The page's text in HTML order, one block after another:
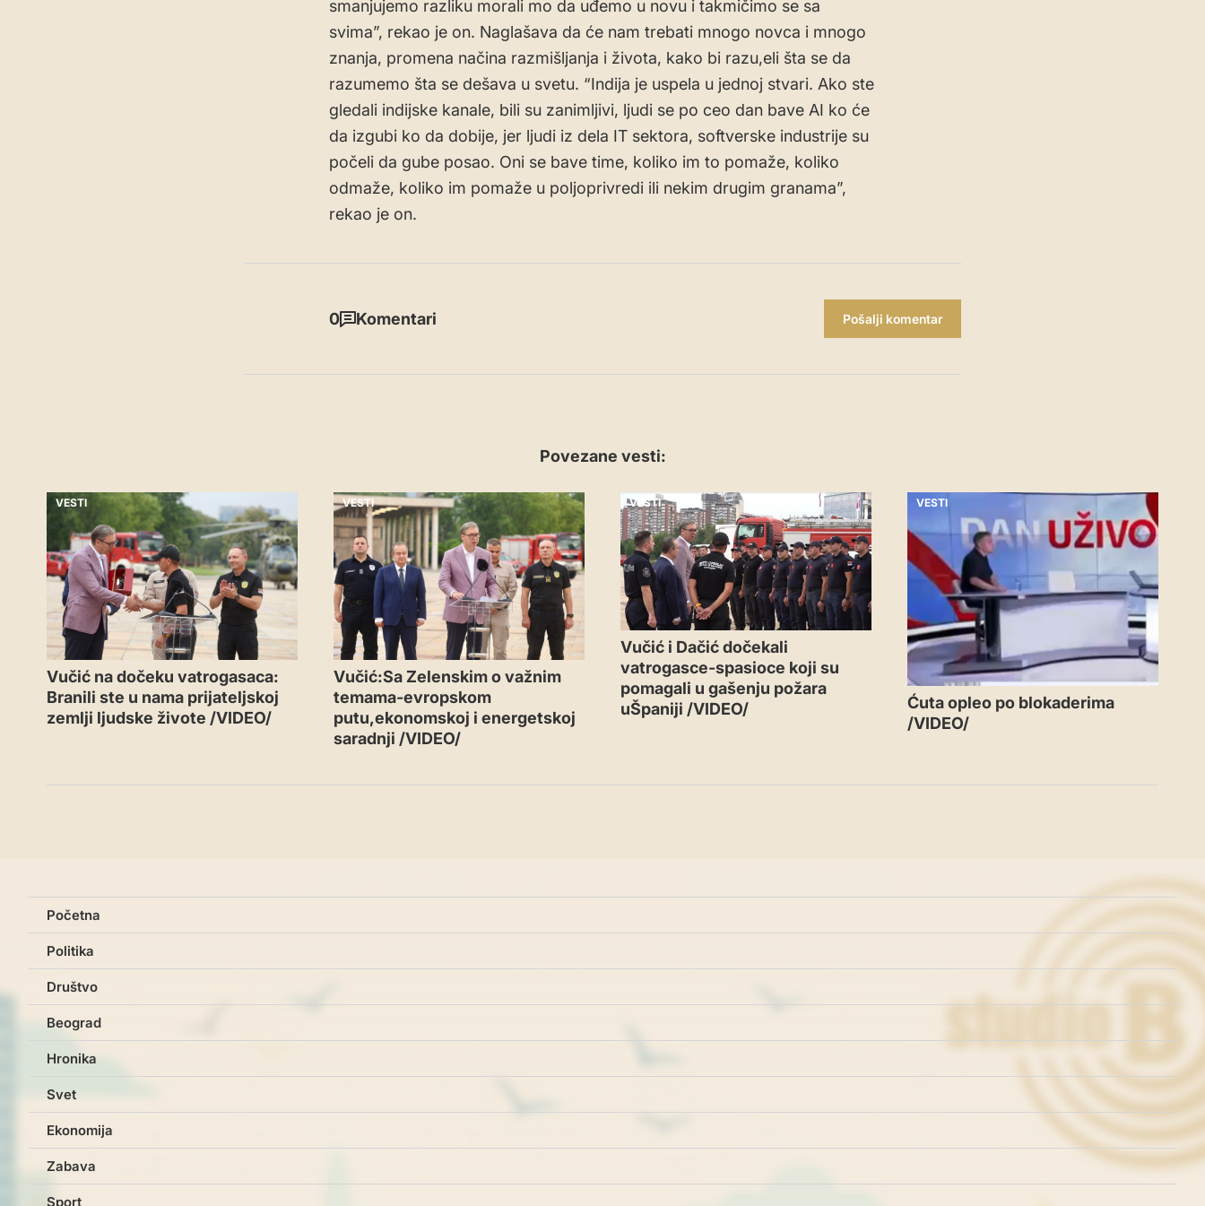
smanjujemo razliku morali mo da uđemo u novu i takmičimo se sa
svima”, rekao je on. Naglašava da će nam trebati mnogo novca i mnogo
znanja, promena načina razmišljanja i života, kako bi razu,eli šta se da
razumemo šta se dešava u svetu. “Indija je uspela u jednoj stvari. Ako ste
gledali indijske kanale, bili su zanimljivi, ljudi se po ceo dan bave AI ko će
da izgubi ko da dobije, jer ljudi iz dela IT sektora, softverske industrije su
počeli da gube posao. Oni se bave time, koliko im to pomaže, koliko
odmaže, koliko im pomaže u poljoprivredi ili nekim drugim granama”,
rekao je on.
0 Komentari Pošalji komentar
Povezane vesti:
VESTI
Vučić na dočeku vatrogasaca:
Branili ste u nama prijateljskoj
zemlji ljudske živote /VIDEO/
VESTI
Vučić:Sa Zelenskim o važnim
temama-evropskom
putu,ekonomskoj i energetskoj
saradnji /VIDEO/
VESTI
Vučić i Dačić dočekali
vatrogasce-spasioce koji su
pomagali u gašenju požara
uŠpaniji /VIDEO/
VESTI
Ćuta opleo po blokaderima
/VIDEO/
Početna
Politika
Društvo
Beograd
Hronika
Svet
Ekonomija
Zabava
Sport